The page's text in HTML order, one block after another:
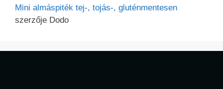
Mini almáspiték tej-, tojás-, gluténmentesen
szerzője Dodo